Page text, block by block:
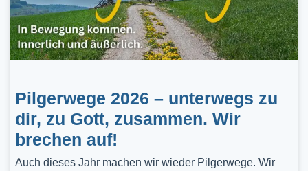
Pilgerwege 2026 – unterwegs zu
dir, zu Gott, zusammen. Wir
brechen auf!
Auch dieses Jahr machen wir wieder Pilgerwege. Wir